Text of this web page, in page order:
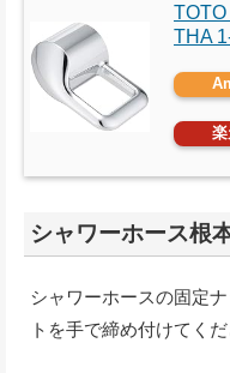
THA
シャワーホース根
シャワーホースの固定
トを手で締め付けてくだ